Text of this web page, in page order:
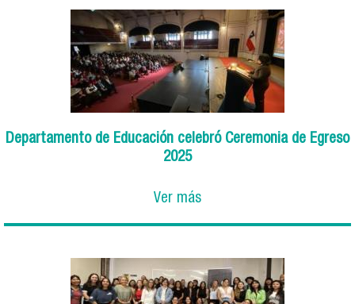
Departamento de Educación celebró Ceremonia de Egreso
2025
Ver más